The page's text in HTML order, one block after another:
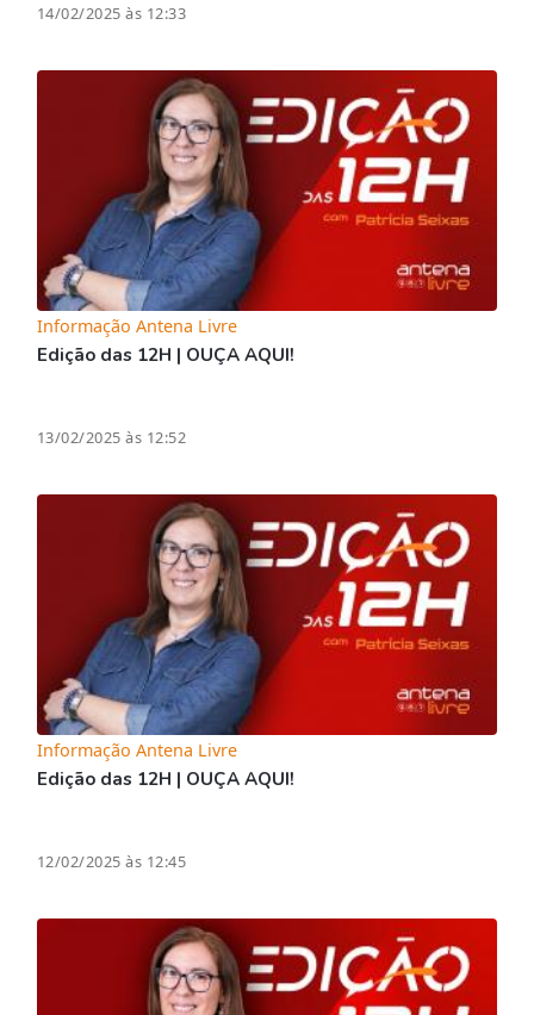
14/02/2025 às 12:33
Informação Antena Livre
Edição das 12H | OUÇA AQUI!
13/02/2025 às 12:52
Informação Antena Livre
Edição das 12H | OUÇA AQUI!
12/02/2025 às 12:45